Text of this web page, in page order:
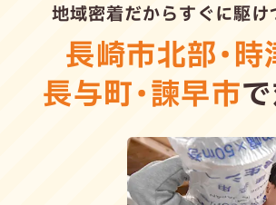
地域密着だからすぐに駆
長崎市北部・時
長与町・諫早市